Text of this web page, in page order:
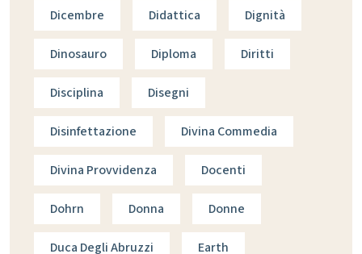
Dicembre Didattica Dignità
Dinosauro Diploma Diritti
Disciplina Disegni
Disinfettazione Divina Commedia
Divina Provvidenza Docenti
Dohrn Donna Donne
Duca Degli Abruzzi Earth